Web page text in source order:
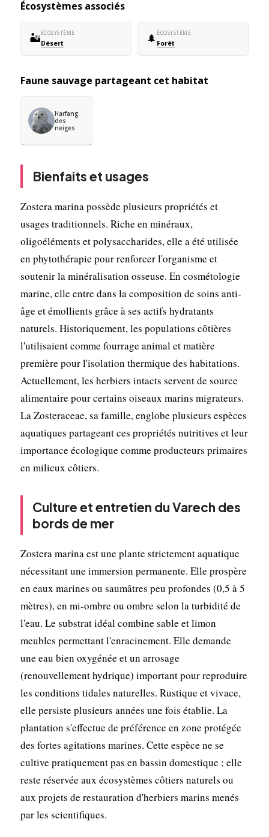
Écosystèmes associés
🏜️ÉCOSYSTÈME
Désert 🌲 ÉCOSYSTÈME
Forêt
Faune sauvage partageant cet habitat
Harfang
des
neiges
Bienfaits et usages
Zostera marina possède plusieurs propriétés et
usages traditionnels. Riche en minéraux,
oligoéléments et polysaccharides, elle a été utilisée
en phytothérapie pour renforcer l'organisme et
soutenir la minéralisation osseuse. En cosmétologie
marine, elle entre dans la composition de soins anti-
âge et émollients grâce à ses actifs hydratants
naturels. Historiquement, les populations côtières
l'utilisaient comme fourrage animal et matière
première pour l'isolation thermique des habitations.
Actuellement, les herbiers intacts servent de source
alimentaire pour certains oiseaux marins migrateurs.
La Zosteraceae, sa famille, englobe plusieurs espèces
aquatiques partageant ces propriétés nutritives et leur
importance écologique comme producteurs primaires
en milieux côtiers.
Culture et entretien du Varech des
bords de mer
Zostera marina est une plante strictement aquatique
nécessitant une immersion permanente. Elle prospère
en eaux marines ou saumâtres peu profondes (0,5 à 5
mètres), en mi-ombre ou ombre selon la turbidité de
l'eau. Le substrat idéal combine sable et limon
meubles permettant l'enracinement. Elle demande
une eau bien oxygénée et un arrosage
(renouvellement hydrique) important pour reproduire
les conditions tidales naturelles. Rustique et vivace,
elle persiste plusieurs années une fois établie. La
plantation s'effectue de préférence en zone protégée
des fortes agitations marines. Cette espèce ne se
cultive pratiquement pas en bassin domestique ; elle
reste réservée aux écosystèmes côtiers naturels ou
aux projets de restauration d'herbiers marins menés
par les scientifiques.